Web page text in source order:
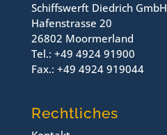
Schiffswerft Diedrich GmbH
Hafenstrasse 20
26802 Moormerland
Tel.: +49 4924 91900
Fax.: +49 4924 919044
Rechtliches